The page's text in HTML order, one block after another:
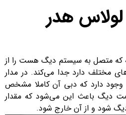
هدر
که متصل به سیستم دیگ هست را از
مختلف دارد جدا می‌کند. در مدار
دارد که دبی آن کاملا مشخص
دیگ باعث این می‌شود که مقدار
شود و از آن خارج شود.